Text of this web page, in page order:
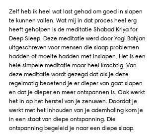
Zelf heb ik heel wat last gehad om goed in slapen
te kunnen vallen. Wat mij in dat proces heel erg
heeft geholpen is de meditatie Shabad Kriya for
Deep Sleep. Deze meditatie werd door Yogi Bahjan
uitgeschreven voor mensen die slaap problemen
hadden of moeite hadden met inslapen. Het is een
hele simpele meditatie maar heel krachtig. Van
deze meditatie wordt gezegd dat als je deze
regelmatig beoefend je er dieper van gaat slapen
en dat je dieper en meer ontspannen is. Ook werkt
het in op het herstel van je zenuwen. Doordat je
werkt met het inhouden van je ademhaling kom je
in een staat van diepe ontspanning. Die
ontspanning begeleid je naar een diepe slaap.